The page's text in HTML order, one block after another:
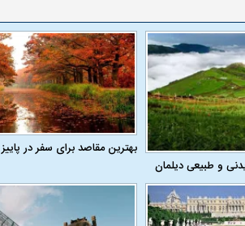
و طبیعی دیلمان
بهترین مقاصد برای سفر در پاییز